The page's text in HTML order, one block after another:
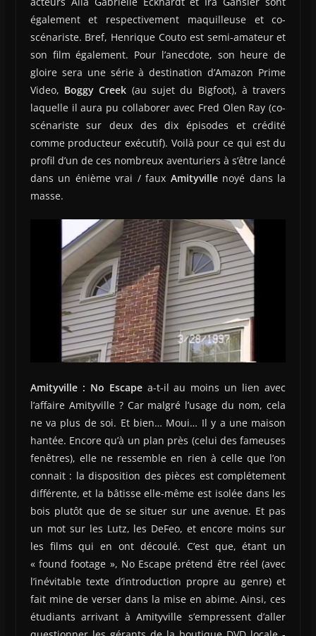
également et respectivement maquilleuse et co-
scénariste. Bref, Henrique Couto est semi-amateur et
son film également. Pour l’anecdote, son heure de
gloire sera une série à destination d’Amazon Prime
Video, Boggy Creek (au sujet du Bigfoot), à travers
laquelle il aura pu collaborer avec Fred Olen Ray (co-
scénariste sur deux des dix épisodes et crédité
comme producteur exécutif). Voilà pour ce qui est du
profil d’un de ces nombreux aventuriers à s’être lancé
dans un énième vrai / faux Amityvillenoyé dans la
masse.
Amityville : No Escapea-t-il au moins un lien avec
l’affaire Amityville ? Car malgré l’usage du nom, cela
ne va plus de soi. Et bien… Moui… Il y a une maison
hantée. Encore qu’à un plan près (celui des fameuses
fenêtres), elle ne ressemble en rien à celle que l’on
connait : la disposition des pièces est complétement
différente, et la bâtisse elle-même est isolée dans les
bois plutôt que de se situer sur une avenue. Et pas
un mot sur les Lutz, les DeFeo, et encore moins sur
les films qui en ont découlé. C’est que, étant un
« found footage », No Escape prétend être réel (avec
l’inévitable texte d’introduction propre au genre) et
fait mine de verser dans la mise en abime. Ainsi, ces
étudiants arrivant à Amityville s’empressent d’aller